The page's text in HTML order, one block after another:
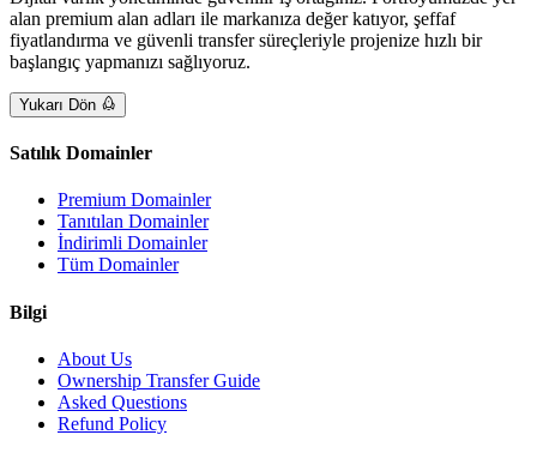
alan premium alan adları ile markanıza değer katıyor, şeffaf
fiyatlandırma ve güvenli transfer süreçleriyle projenize hızlı bir
başlangıç yapmanızı sağlıyoruz.
Yukarı Dön
Satılık Domainler
Premium Domainler
Tanıtılan Domainler
İndirimli Domainler
Tüm Domainler
Bilgi
About Us
Ownership Transfer Guide
Asked Questions
Refund Policy